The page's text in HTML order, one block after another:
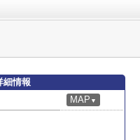
細情報
MAP ▼